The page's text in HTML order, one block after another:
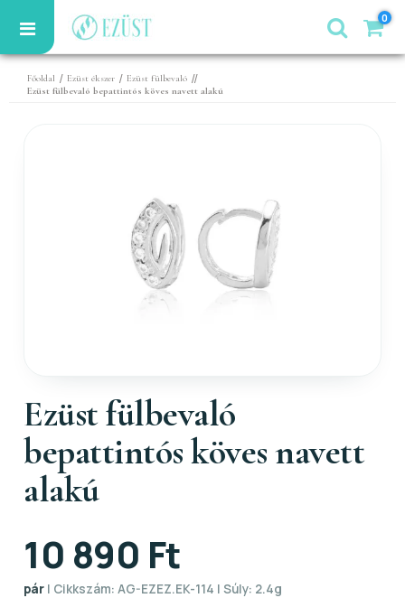
0
Főoldal / Ezüst ékszer / Ezüst fülbevaló //
Ezüst fülbevaló bepattintós köves navett alakú
Ezüst fülbevaló
bepattintós köves navett
alakú
10 890 Ft
pár | Cikkszám: AG-EZEZ.EK-114 | Súly: 2.4g